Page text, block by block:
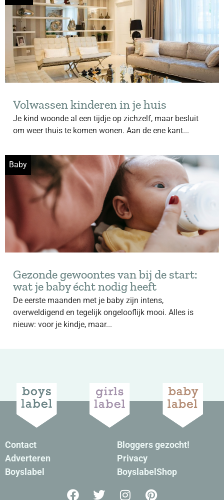
Volwassen kinderen in je huis
Je kind woonde al een tijdje op zichzelf, maar besluit
om weer thuis te komen wonen. Aan de ene kant...
Baby
Gezonde gewoontes van bij de start:
wat je baby écht nodig heeft
De eerste maanden met je baby zijn intens,
overweldigend en tegelijk ongelooflijk mooi. Alles is
nieuw: voor je kindje, maar...
Contact
Adverteren
Boyslabel
Bloggers gezocht!
Privacy
BoyslabelShop